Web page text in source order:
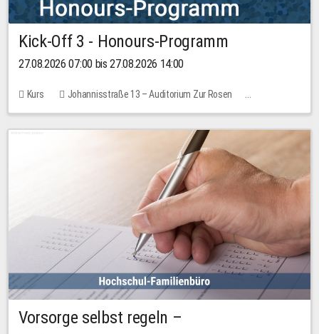
Kick-Off 3 - Honours-Programm
27.08.2026 07:00 bis 27.08.2026 14:00
Kurs
Johannisstraße 13 – Auditorium Zur Rosen
11 Plätze
Vorsorge selbst regeln –